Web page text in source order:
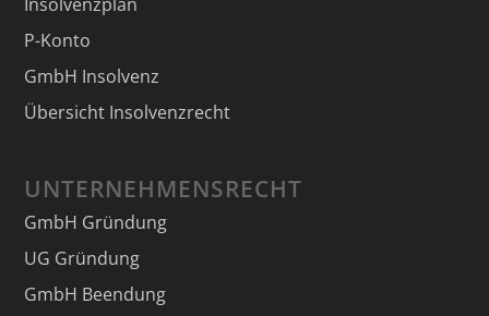
P-Konto
GmbH Insolvenz
Übersicht Insolvenzrecht
UNTERNEHMENSRECHT
GmbH Gründung
UG Gründung
GmbH Beendung